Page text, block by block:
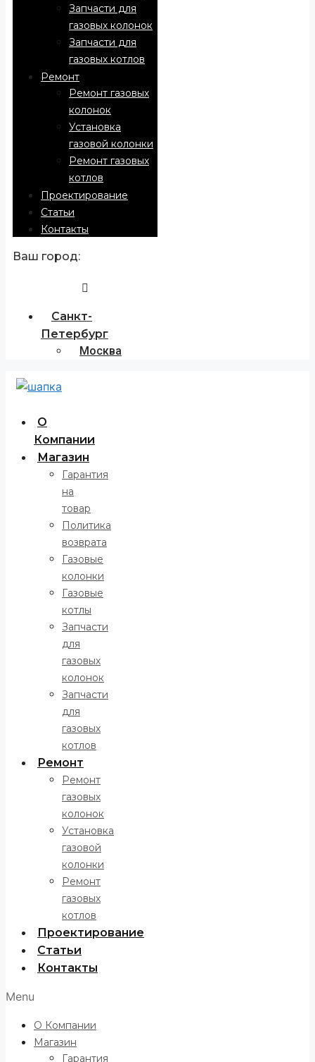
Запчасти для
газовых колонок
Запчасти для
газовых котлов
Ремонт
Ремонт газовых
колонок
Установка
газовой колонки
Ремонт газовых
котлов
Проектирование
Статьи
Контакты
Ваш город:
Санкт-
Петербург
Москва
О
Компании
Магазин
Гарантия
на
товар
Политика
возврата
Газовые
колонки
Газовые
котлы
Запчасти
для
газовых
колонок
Запчасти
для
газовых
котлов
Ремонт
Ремонт
газовых
колонок
Установка
газовой
колонки
Ремонт
газовых
котлов
Проектирование
Статьи
Контакты
Menu
О Компании
Магазин
Гарантия